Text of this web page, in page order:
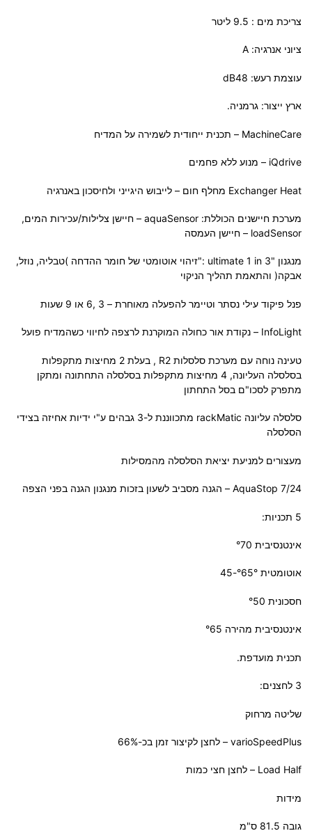
צריכת מים : 9.5 ליטר
ציוני אנרגיה: A
עוצמת רעש: dB48
ארץ ייצור: גרמניה.
MachineCare – תכנית ייחודית לשמירה על המדיח
iQdrive – מנוע ללא פחמים
Exchanger Heat מחלף חום – לייבוש היגייני ולחיסכון באנרגיה
מערכת חיישנים הכוללת: aquaSensor – חיישן צלילות/עכירות המים,
loadSensor – חיישן העמסה
מנגנון "ultimate 1 in 3 :"זיהוי אוטומטי של חומר ההדחה )טבליה, נוזל,
אבקה( והתאמת תהליך הניקוי
פנל פיקוד עילי נסתר וטיימר להפעלה מאוחרת – 3 ,6 או 9 שעות
InfoLight – נקודת אור כחולה המוקרנת לרצפה לחיווי כשהמדיח פועל
טעינה נוחה עם מערכת סלסלות R2 , בעלת 2 מחיצות מתקפלות
בסלסלה העליונה, 4 מחיצות מתקפלות בסלסלה התחתונה ומתקן
מתפרק לסכו"ם בסל התחתון
סלסלה עליונה rackMatic מתכווננת ל-3 גבהים ע"י ידיות אחיזה בצידי
הסלסלה
מעצורים למניעת יציאת הסלסלה מהמסילות
7/24 AquaStop – הגנה מסביב לשעון בזכות מנגנון הגנה בפני הצפה
5 תכניות:
אינטנסיבית °70
אוטומטית °65°-45
חסכונית °50
אינטנסיבית מהירה °65
תכנית מועדפת.
3 לחצנים:
שליטה מרחוק
varioSpeedPlus – לחצן לקיצור זמן בכ-66%
Load Half – לחצן חצי כמות
מידות
גובה 81.5 ס"מ